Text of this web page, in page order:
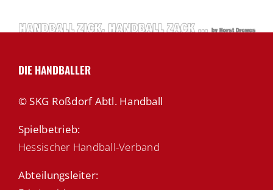
DIE HANDBALLER
© SKG Roßdorf Abtl. Handball
Spielbetrieb:
Hessischer Handball-Verband
Abteilungsleiter: